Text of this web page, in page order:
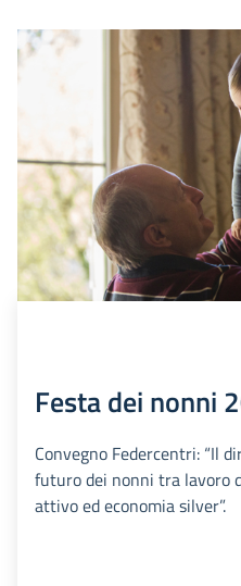
Festa dei nonni
Convegno Federcentri: “Il
futuro dei nonni tra lavoro
attivo ed economia silver”.